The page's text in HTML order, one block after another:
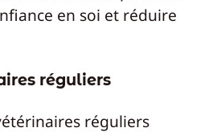
en soi et réduire
réguliers
réguliers